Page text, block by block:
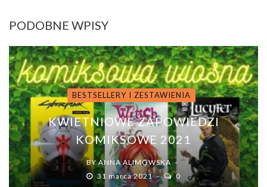
PODOBNE WPISY
BESTSELLERY I ZESTAWIENIA
KWIETNIOWE ZAPOWIEDZI
KOMIKSOWE 2021
BYANNA ALIMOWSKA
31 marca 2021
0